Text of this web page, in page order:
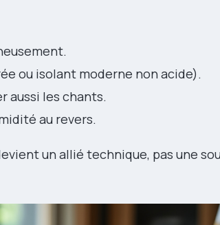
ou isolant moderne non acide).
aussi les chants.
au revers.
un allié technique, pas une